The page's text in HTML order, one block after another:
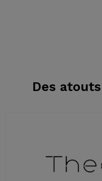
Des atouts